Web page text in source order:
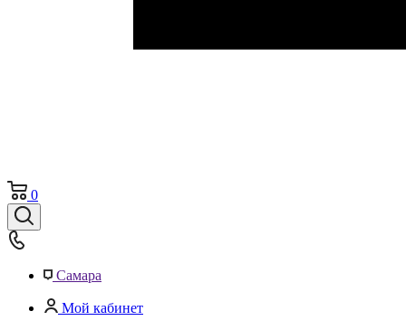
0
Самара
Мой кабинет